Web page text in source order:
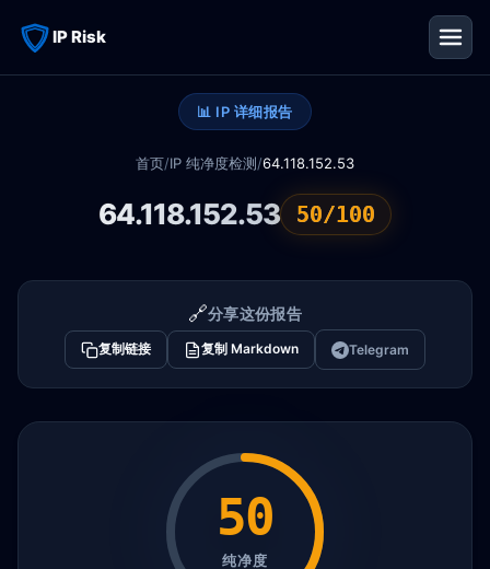
IP Risk
📊 IP 详细报告
首页/IP 纯净度检测/64.118.152.53
64.118.152.53 50/100
🔗分享这份报告
复制链接 复制 Markdown Telegram
50
纯净度